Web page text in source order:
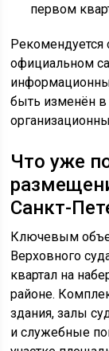
первом
Рекомендуется
официальном
быть изменён в
Что уже
Санкт-
Ключевым
Верховного
квартал на
районе.
здания, залы
и служебные